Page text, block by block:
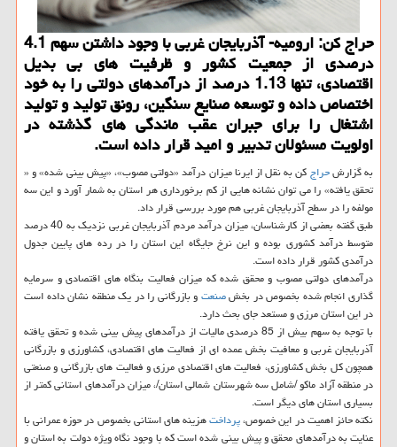
حراج كن: ارومیه- آذربایجان غربی با وجود داشتن سهم 4.1
درصدی از جمعیت كشور و ظرفیت های بی بدیل
اقتصادی، تنها 1.13 درصد از درآمدهای دولتی را به خود
اختصاص داده و توسعه صنایع سنگین، رونق تولید و تولید
اشتغال را برای جبران عقب ماندگی های گذشته در
اولویت مسئولان تدبیر و امید قرار داده است.
به گزارشحراجكن به نقل از ایرنا میزان درآمد «دولتی مصوب»، «پیش بینی شده» و «
تحقق یافته» را می توان نشانه هایی از كم برخورداری هر استان به شمار آورد و این سه
مولفه را در سطح آذربایجان غربی هم مورد بررسی قرار داد.
طبق گفته بعضی از كارشناسان، میزان درآمد مردم آذربایجان غربی نزدیك به 40 درصد
متوسط درآمد كشوری بوده و این نرخ جایگاه این استان را در رده های پایین جدول
درآمدی كشور قرار داده است.
درآمدهای دولتی مصوب و محقق شده كه میزان فعالیت بنگاه های اقتصادی و سرمایه
گذاری انجام شده بخصوص در بخشصنعتو بازرگانی را در یك منطقه نشان داده است
در این استان مرزی و مستعد جای بحث دارد.
با توجه به سهم بیش از 85 درصدی مالیات از درآمدهای پیش بینی شده و تحقق یافته
آذربایجان غربی و معافیت بخش عمده ای از فعالیت های اقتصادی، كشاورزی و بازرگانی
همچون كل بخش كشاورزی، فعالیت های اقتصادی مرزی و فعالیت های بازرگانی و صنعتی
در منطقه آزاد ماكو /شامل سه شهرستان شمالی استان/، میزان درآمدهای استانی كمتر از
بسیاری استان های دیگر است.
نكته حائز اهمیت در این خصوص،پرداختهزینه های استانی بخصوص در حوزه عمرانی با
عنایت به درآمدهای محقق و پیش بینی شده است كه با وجود نگاه ویژه دولت به استان و